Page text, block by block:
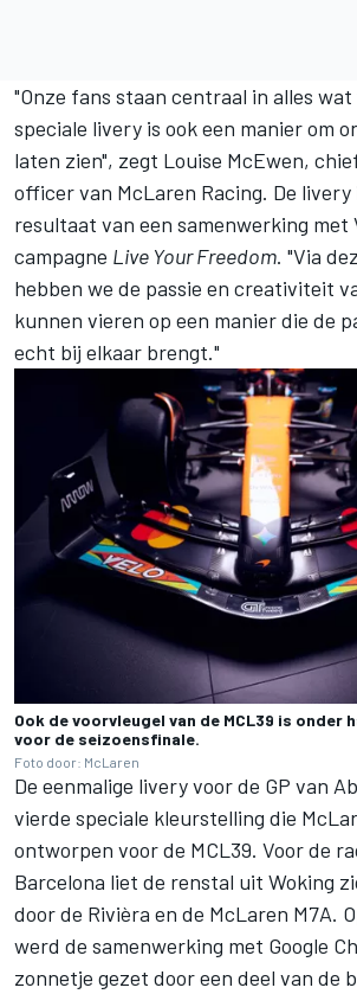
"Onze fans staan centraal in alles wat
speciale livery is ook een manier om
laten zien", zegt Louise McEwen,
officer van McLaren Racing. De
resultaat van een samenwerking met
campagne Live Your Freedom. "Via
hebben we de passie en creativiteit
kunnen vieren op een manier die de
echt bij elkaar brengt."
Ook de voorvleugel van de MCL39 is onder
voor de seizoensfinale.
Foto door: McLaren
De eenmalige livery voor de GP van
vierde speciale kleurstelling die
ontworpen voor de MCL39. Voor de
Barcelona liet de renstal uit Woking
door de Rivièra en de McLaren M7A.
werd de samenwerking met Google
zonnetje gezet door een deel van de